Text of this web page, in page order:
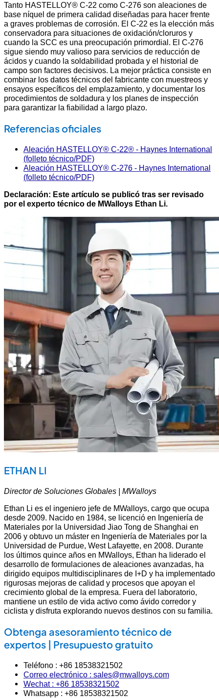
Tanto HASTELLOY® C-22 como C-276 son aleaciones de
base níquel de primera calidad diseñadas para hacer frente
a graves problemas de corrosión. El C-22 es la elección más
conservadora para situaciones de oxidación/cloruros y
cuando la SCC es una preocupación primordial. El C-276
sigue siendo muy valioso para servicios de reducción de
ácidos y cuando la soldabilidad probada y el historial de
campo son factores decisivos. La mejor práctica consiste en
combinar los datos técnicos del fabricante con muestreos y
ensayos específicos del emplazamiento, y documentar los
procedimientos de soldadura y los planes de inspección
para garantizar la fiabilidad a largo plazo.
Referencias oficiales
Aleación HASTELLOY® C-22® - Haynes International
(folleto técnico/PDF)
Aleación HASTELLOY® C-276 - Haynes International
(folleto técnico/PDF)
Declaración: Este artículo se publicó tras ser revisado
por el experto técnico de MWalloys Ethan Li.
ETHAN LI
Director de Soluciones Globales | MWalloys
Ethan Li es el ingeniero jefe de MWalloys, cargo que ocupa
desde 2009. Nacido en 1984, se licenció en Ingeniería de
Materiales por la Universidad Jiao Tong de Shanghai en
2006 y obtuvo un máster en Ingeniería de Materiales por la
Universidad de Purdue, West Lafayette, en 2008. Durante
los últimos quince años en MWalloys, Ethan ha liderado el
desarrollo de formulaciones de aleaciones avanzadas, ha
dirigido equipos multidisciplinares de I+D y ha implementado
rigurosas mejoras de calidad y procesos que apoyan el
crecimiento global de la empresa. Fuera del laboratorio,
mantiene un estilo de vida activo como ávido corredor y
ciclista y disfruta explorando nuevos destinos con su familia.
Obtenga asesoramiento técnico de
expertos | Presupuesto gratuito
Teléfono : +86 18538321502
Correo electrónico : sales@mwalloys.com
Wechat : +86 18538321502
Whatsapp : +86 18538321502